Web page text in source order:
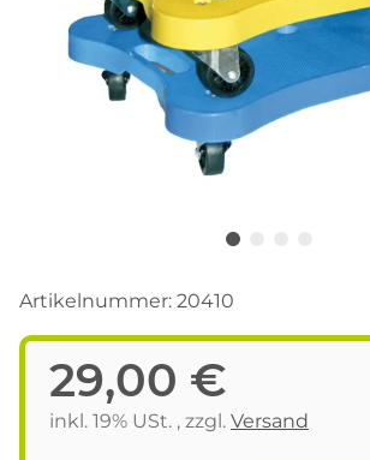
Artikelnummer: 20410
29,00 €
inkl. 19% USt. , zzgl. Versand